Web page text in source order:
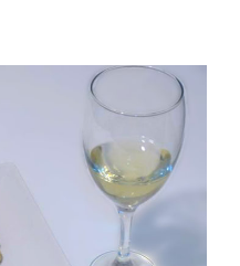
recurso turístico
Rueda